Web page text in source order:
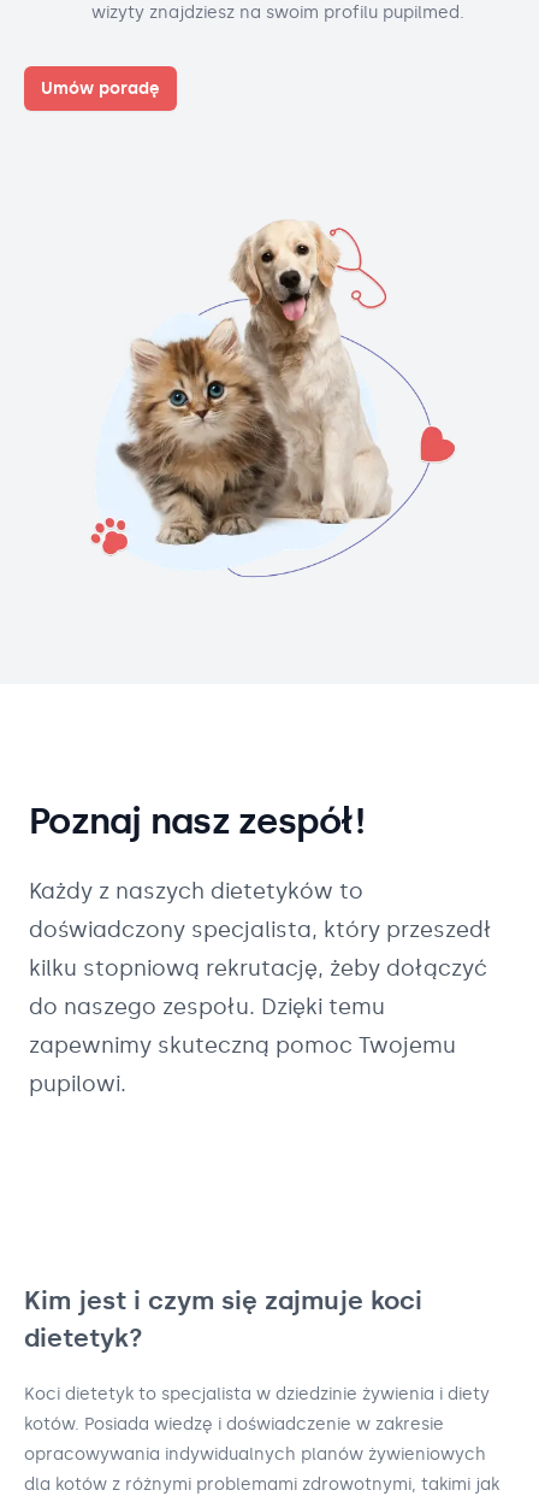
wizyty znajdziesz na swoim profilu pupilmed.
Umów poradę
Poznaj nasz zespół!
Każdy z naszych dietetyków to
doświadczony specjalista, który przeszedł
kilku stopniową rekrutację, żeby dołączyć
do naszego zespołu. Dzięki temu
zapewnimy skuteczną pomoc Twojemu
pupilowi.
Kim jest i czym się zajmuje koci
dietetyk?
Koci dietetyk to specjalista w dziedzinie żywienia i diety
kotów. Posiada wiedzę i doświadczenie w zakresie
opracowywania indywidualnych planów żywieniowych
dla kotów z różnymi problemami zdrowotnymi, takimi jak